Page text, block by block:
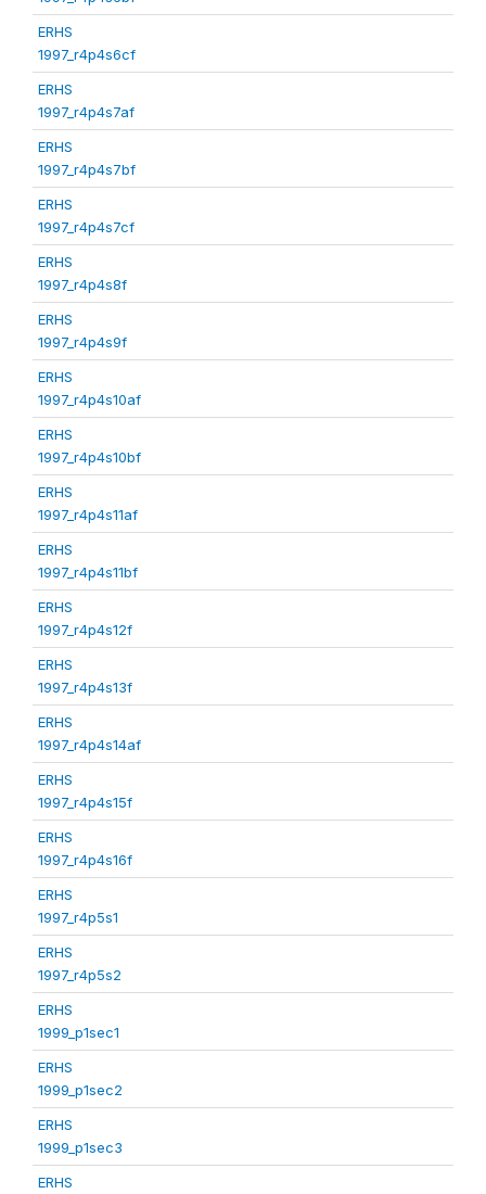
ERHS
1997_r4p4s6cf
ERHS
1997_r4p4s7af
ERHS
1997_r4p4s7bf
ERHS
1997_r4p4s7cf
ERHS
1997_r4p4s8f
ERHS
1997_r4p4s9f
ERHS
1997_r4p4s10af
ERHS
1997_r4p4s10bf
ERHS
1997_r4p4s11af
ERHS
1997_r4p4s11bf
ERHS
1997_r4p4s12f
ERHS
1997_r4p4s13f
ERHS
1997_r4p4s14af
ERHS
1997_r4p4s15f
ERHS
1997_r4p4s16f
ERHS
1997_r4p5s1
ERHS
1997_r4p5s2
ERHS
1999_p1sec1
ERHS
1999_p1sec2
ERHS
1999_p1sec3
ERHS